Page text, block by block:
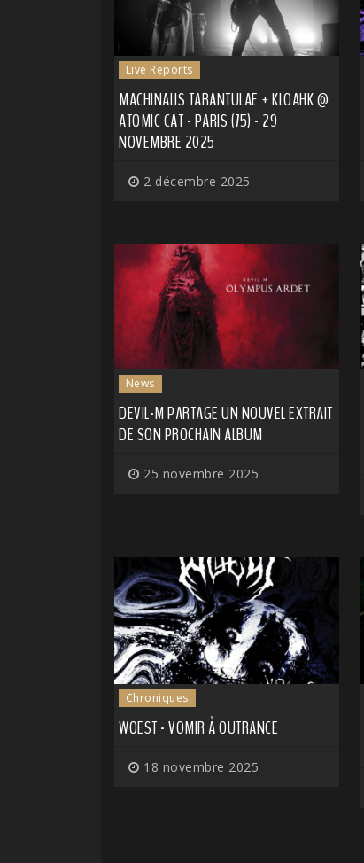
Live Reports
MACHINALIS TARANTULAE + KLOAHK @
ATOMIC CAT - PARIS (75) - 29
NOVEMBRE 2025
2 décembre 2025
News
DEVIL-M PARTAGE UN NOUVEL EXTRAIT
DE SON PROCHAIN ALBUM
25 novembre 2025
Chroniques
WOEST - VOMIR À OUTRANCE
18 novembre 2025